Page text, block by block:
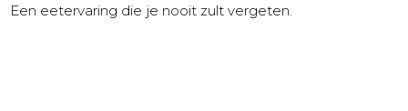
Een eetervaring die je nooit zult vergeten.